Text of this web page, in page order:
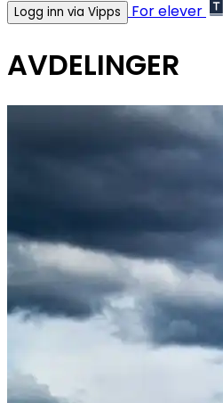
Logg inn via Vipps For elever
AVDELINGER